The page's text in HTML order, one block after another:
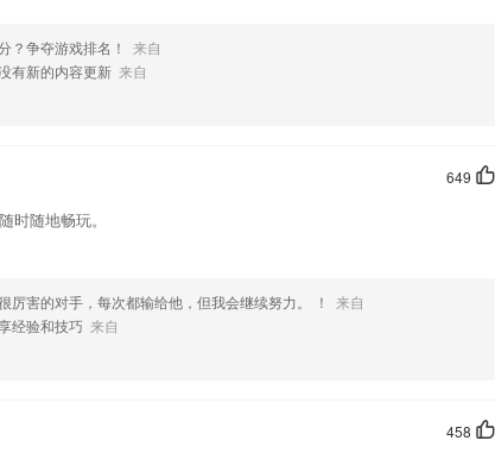
？争夺游戏排名！
来自
有新的内容更新 来自
649
时随地畅玩。
厉害的对手，每次都输给他，但我会继续努力。 ！
来自
经验和技巧 来自
458